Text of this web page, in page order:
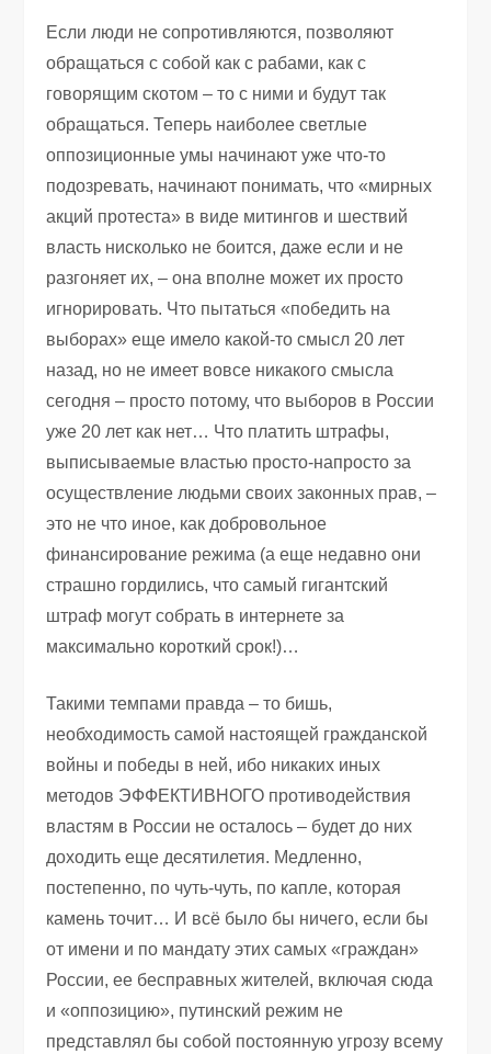
Если люди не сопротивляются, позволяют
обращаться с собой как с рабами, как с
говорящим скотом – то с ними и будут так
обращаться. Теперь наиболее светлые
оппозиционные умы начинают уже что-то
подозревать, начинают понимать, что «мирных
акций протеста» в виде митингов и шествий
власть нисколько не боится, даже если и не
разгоняет их, – она вполне может их просто
игнорировать. Что пытаться «победить на
выборах» еще имело какой-то смысл 20 лет
назад, но не имеет вовсе никакого смысла
сегодня – просто потому, что выборов в России
уже 20 лет как нет… Что платить штрафы,
выписываемые властью просто-напросто за
осуществление людьми своих законных прав, –
это не что иное, как добровольное
финансирование режима (а еще недавно они
страшно гордились, что самый гигантский
штраф могут собрать в интернете за
максимально короткий срок!)…
Такими темпами правда – то бишь,
необходимость самой настоящей гражданской
войны и победы в ней, ибо никаких иных
методов ЭФФЕКТИВНОГО противодействия
властям в России не осталось – будет до них
доходить еще десятилетия. Медленно,
постепенно, по чуть-чуть, по капле, которая
камень точит… И всё было бы ничего, если бы
от имени и по мандату этих самых «граждан»
России, ее бесправных жителей, включая сюда
и «оппозицию», путинский режим не
представлял бы собой постоянную угрозу всему